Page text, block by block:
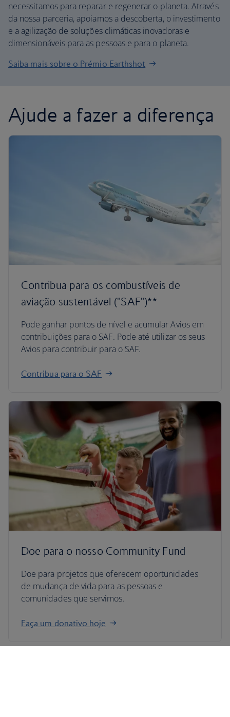
necessitamos para reparar e regenerar o planeta. Através
da nossa parceria, apoiamos a descoberta, o investimento
e a agilização de soluções climáticas inovadoras e
dimensionáveis para as pessoas e para o planeta.
Saiba mais sobre o Prémio Earthshot
Ajude a fazer a diferença
Contribua para os combustíveis de
aviação sustentável ("SAF")**
Pode ganhar pontos de nível e acumular Avios em
contribuições para o SAF. Pode até utilizar os seus
Avios para contribuir para o SAF.
Contribua para o SAF
Doe para o nosso Community Fund
Doe para projetos que oferecem oportunidades
de mudança de vida para as pessoas e
comunidades que servimos.
Faça um donativo hoje